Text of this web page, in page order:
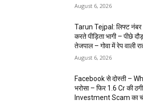
August 6, 2026
Tarun Tejpal: लिफ्ट
करते पीड़िता भागी – पीछे
तेजपाल – गोवा में रेप वाली
August 6, 2026
Facebook से दोस्ती –
भरोसा – फिर 1.6 Cr की
Investment Scam का